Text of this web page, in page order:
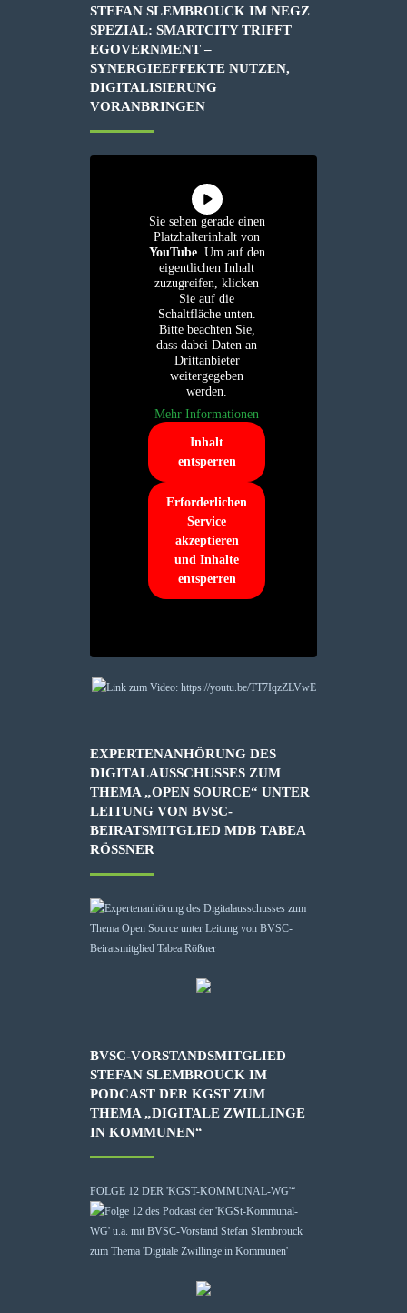
STEFAN SLEMBROUCK IM NEGZ
SPEZIAL: SMARTCITY TRIFFT
EGOVERNMENT –
SYNERGIEEFFEKTE NUTZEN,
DIGITALISIERUNG
VORANBRINGEN
Sie sehen gerade einen
Platzhalterinhalt von
YouTube. Um auf den
eigentlichen Inhalt
zuzugreifen, klicken
Sie auf die
Schaltfläche unten.
Bitte beachten Sie,
dass dabei Daten an
Drittanbieter
weitergegeben
werden.
Mehr Informationen
Inhalt
entsperren
Erforderlichen
Service
akzeptieren
und Inhalte
entsperren
EXPERTENANHÖRUNG DES
DIGITALAUSSCHUSSES ZUM
THEMA „OPEN SOURCE“ UNTER
LEITUNG VON BVSC-
BEIRATSMITGLIED MDB TABEA
RÖSSNER
BVSC-VORSTANDSMITGLIED
STEFAN SLEMBROUCK IM
PODCAST DER KGST ZUM
THEMA „DIGITALE ZWILLINGE
IN KOMMUNEN“
FOLGE 12 DER 'KGST-KOMMUNAL-WG'“